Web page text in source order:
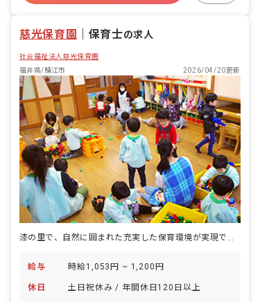
慈光保育園 保育士の求人
社会福祉法人慈光保育園
福井県/鯖江市
2026/04/20更新
漆の里で、自然に囲まれた充実した保育環境が実現できます。
給与 時給1,053円 ~ 1,200円
休日 土日祝休み / 年間休日120日以上